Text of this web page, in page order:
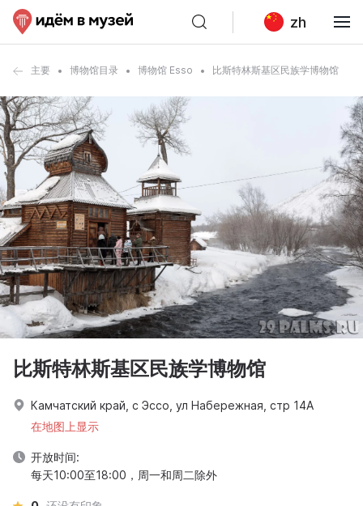
zh
主要 博物馆目录 博物馆 Esso 比斯特林斯基区民族学博物馆
比斯特林斯基区民族学博物馆
Камчатский край, с Эссо, ул Набережная, стр 14А
在地图上显示
开放时间:
每天10:00至18:00，周一和周二除外